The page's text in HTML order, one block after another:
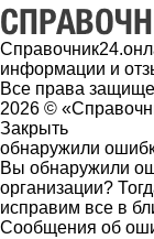
информации и
Все права
2026 ©
Закрыть
обнаружили
Вы обнаружили
организации?
исправим все в
Сообщения об